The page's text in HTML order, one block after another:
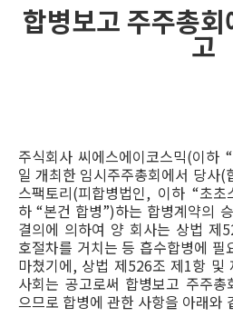
합병보고 주주총
고
주식회사 씨에스에이코스믹(이
일 개최한 임시주주총회에서 당사(
스팩토리(피합병법인, 이하 “초초
하 “본건 합병”)하는 합병계약의
결의에 의하여 양 회사는 상법 제
호절차를 거치는 등 흡수합병에 필
마쳤기에, 상법 제526조 제1항 및
사회는 공고로써 합병보고 주주
으므로 합병에 관한 사항을 아래와